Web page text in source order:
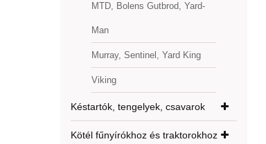
MTD, Bolens Gutbrod, Yard-
Man
Murray, Sentinel, Yard King
Viking
Késtartók, tengelyek, csavarok
Kötél fűnyírókhoz és traktorokhoz